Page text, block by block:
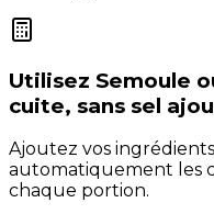
Utilisez Semoule
cuite, sans sel
Ajoutez vos
automatiquement les
chaque portion.